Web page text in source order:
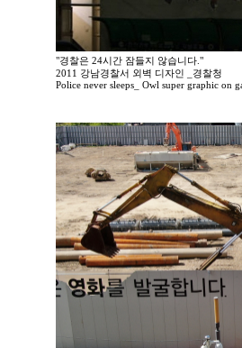
"경찰은 24시간 잠들지 않습니다."
2011 강남경찰서 외벽 디자인 _경찰청
Police never sleeps_ Owl super graphic on